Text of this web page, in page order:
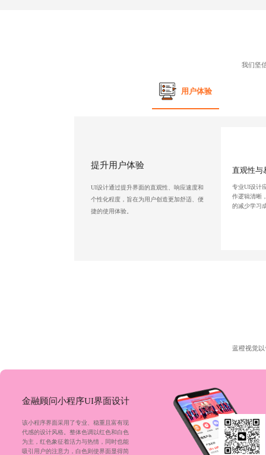
我们坚
用户体验
提升用户体验
UI设计通过提升界面的直观性、响应速度和
个性化程度，旨在为用户创造更加舒适、便
捷的使用体验。
直观性与
专业UI设计
作逻辑清晰
的减少学习
蓝橙视觉
金融顾问小程序UI界面设计
该小程序界面采用了专业、稳重且富有现
代感的设计风格。整体色调以红色和白色
为主，红色象征着活力与热情，同时也能
吸引用户的注意力，白色则使界面显得简